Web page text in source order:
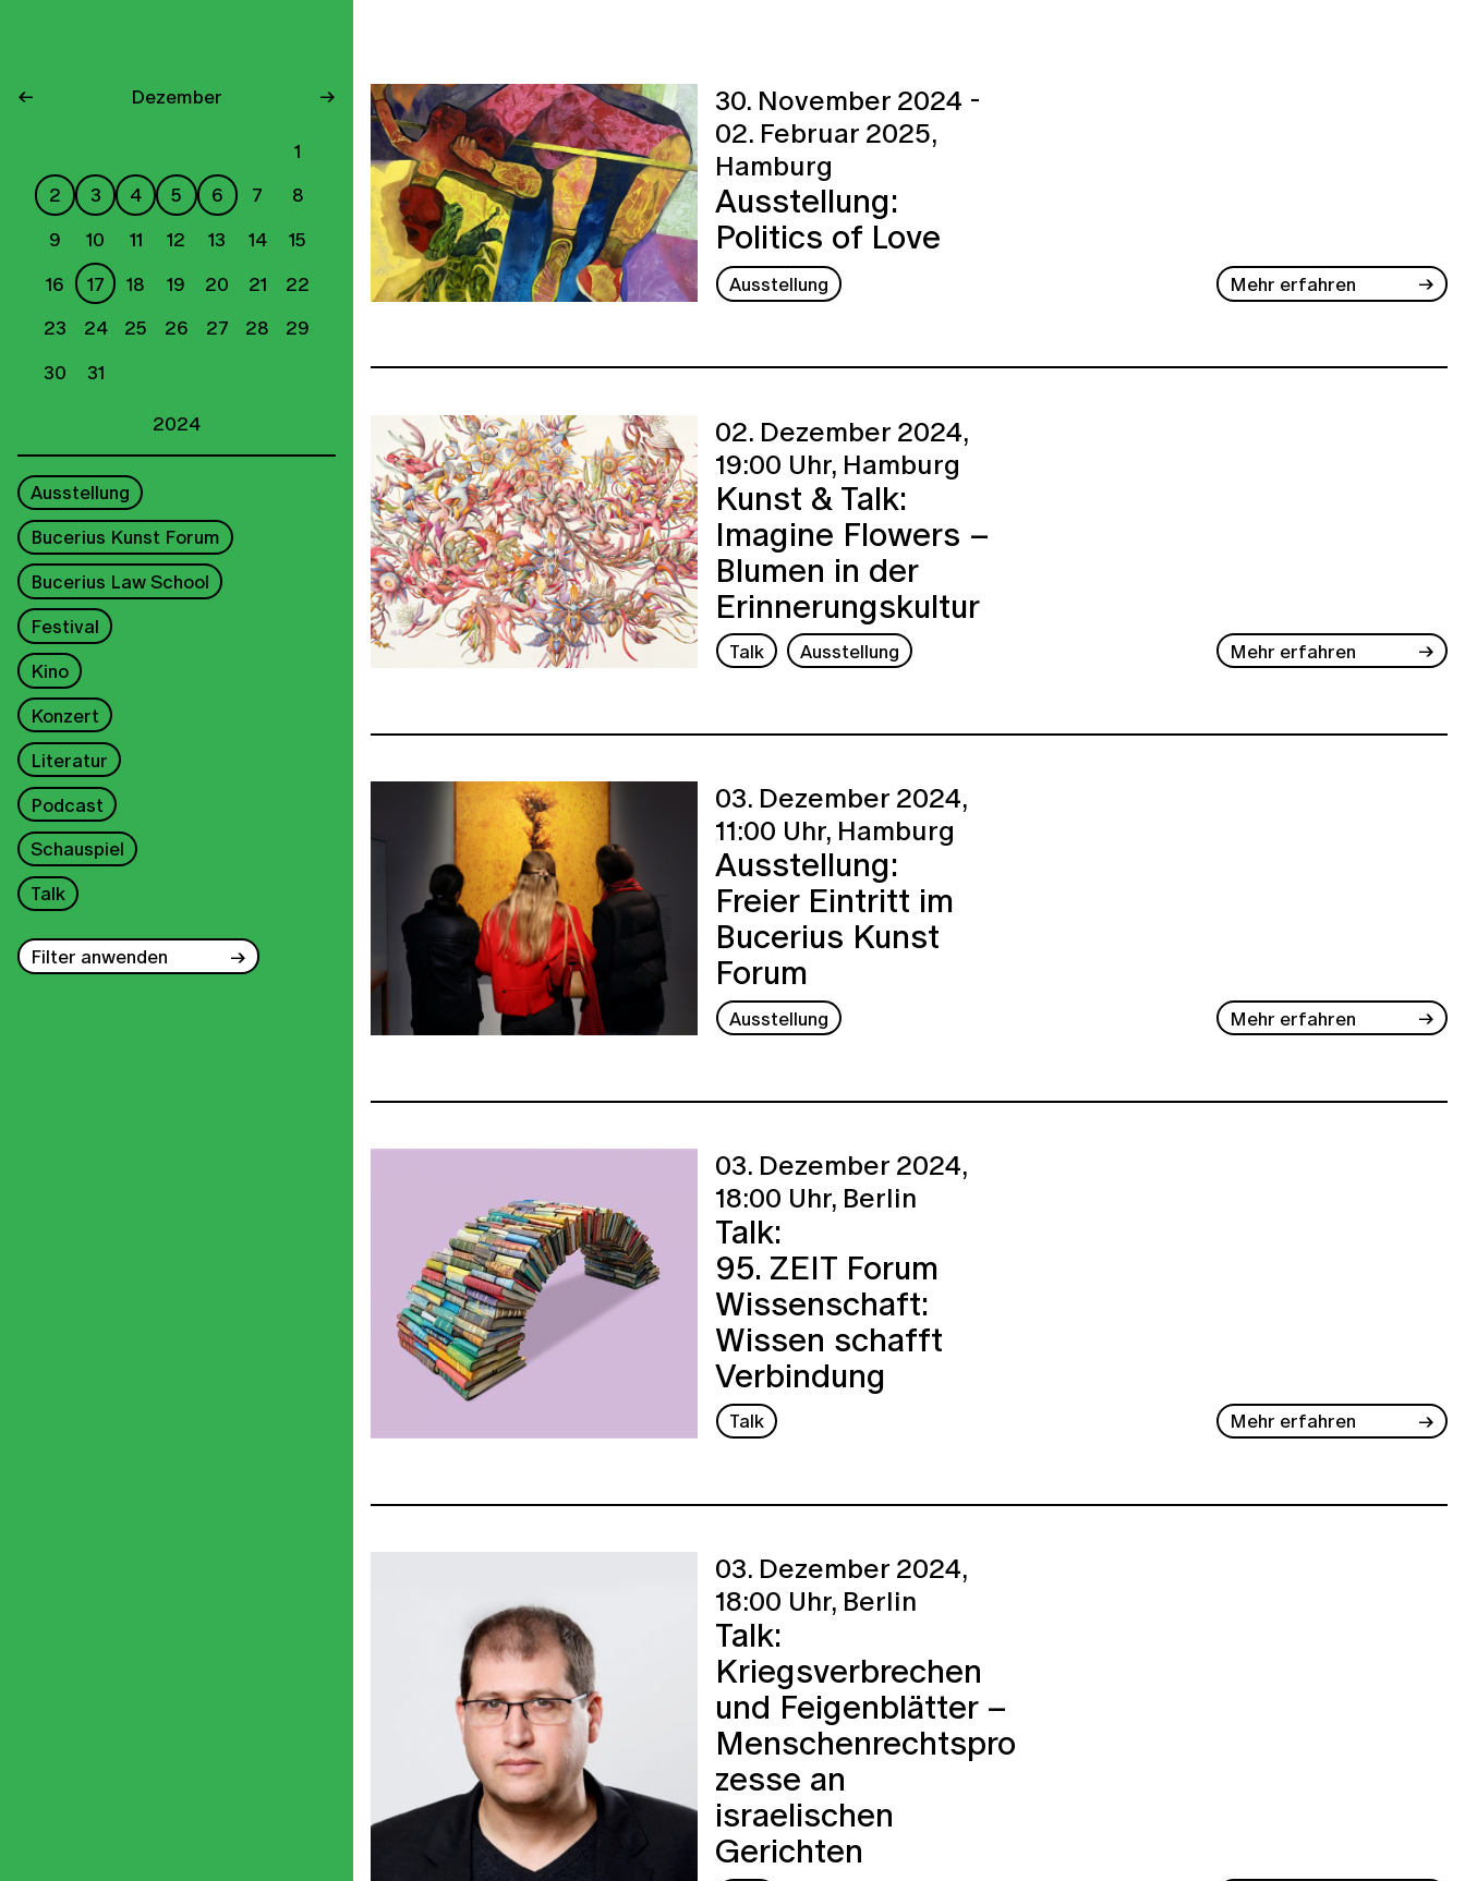
← Dezember →
1
2
3 4 5 6 7
8
9
10 11 12 13 14
15
16
17 18 19 20 21
22
23
24 25 26 27 28
29
30
31
2024
Ausstellung
Bucerius Kunst Forum
Bucerius Law School
Festival
Kino
Konzert
Literatur
Podcast
Schauspiel
Talk
Filter anwenden
30. November 2024 -
02. Februar 2025,
Hamburg
Ausstellung:
Politics of Love
Ausstellung Mehr erfahren
02. Dezember 2024,
19:00 Uhr, Hamburg
Kunst & Talk:
Imagine Flowers –
Blumen in der
Erinnerungskultur
Talk Ausstellung Mehr erfahren
03. Dezember 2024,
11:00 Uhr, Hamburg
Ausstellung:
Freier Eintritt im
Bucerius Kunst
Forum
Ausstellung Mehr erfahren
03. Dezember 2024,
18:00 Uhr, Berlin
Talk:
95. ZEIT Forum
Wissenschaft:
Wissen schafft
Verbindung
Talk Mehr erfahren
03. Dezember 2024,
18:00 Uhr, Berlin
Talk:
Kriegsverbrechen
und Feigenblätter –
Menschenrechtspro
zesse an
israelischen
Gerichten